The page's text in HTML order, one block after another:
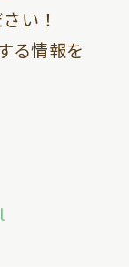
い！
る情報を